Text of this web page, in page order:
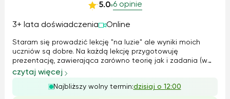
5.0 6 opinie
3+ lata doświadczenia Online
Staram się prowadzić lekcję "na luzie" ale wyniki moich
uczniów są dobre. Na każdą lekcję przygotowuję
prezentację, zawierająca zarówno teorię jak i zadania (w
większości z rozwiązaniami). W razie potrzeby wymyślam
zadanie domowe
czytaj więcej
Najbliższy wolny termin:dzisiaj o 12:00